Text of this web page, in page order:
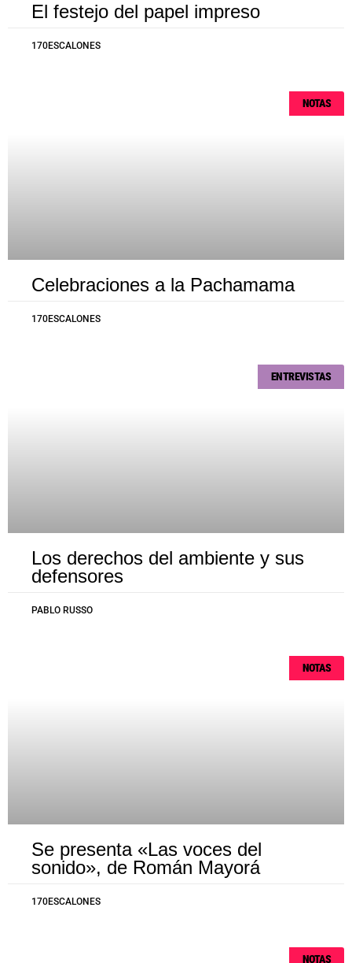
El festejo del papel impreso
170ESCALONES
NOTAS
Celebraciones a la Pachamama
170ESCALONES
ENTREVISTAS
Los derechos del ambiente y sus
defensores
PABLO RUSSO
NOTAS
Se presenta «Las voces del
sonido», de Román Mayorá
170ESCALONES
NOTAS